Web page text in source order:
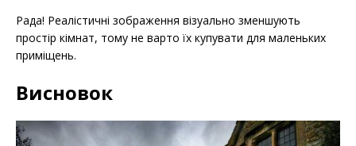
Рада! Реалістичні зображення візуально зменшують
простір кімнат, тому не варто їх купувати для маленьких
приміщень.
Висновок